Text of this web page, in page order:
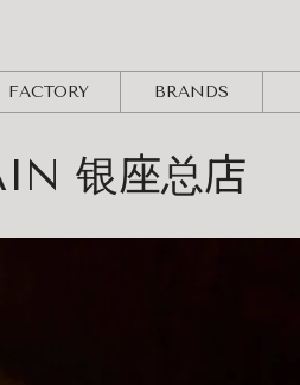
FACTORY BRANDS
银座总店